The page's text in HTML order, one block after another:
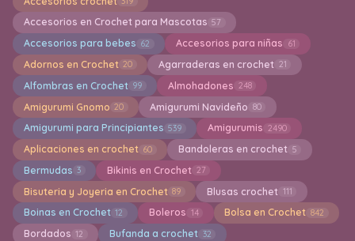
Accesorios en Crochet para Mascotas 57
Accesorios para bebes 62 Accesorios para niñas 61
Adornos en Crochet 20 Agarraderas en crochet 21
Alfombras en Crochet 99 Almohadones 248
Amigurumi Gnomo 20 Amigurumi Navideño 80
Amigurumi para Principiantes 539 Amigurumis 2490
Aplicaciones en crochet 60 Bandoleras en crochet 5
Bermudas 3 Bikinis en Crochet 27
Bisuteria y Joyeria en Crochet 89 Blusas crochet 111
Boinas en Crochet 12 Boleros 14 Bolsa en Crochet 842
Bordados 12 Bufanda a crochet 32